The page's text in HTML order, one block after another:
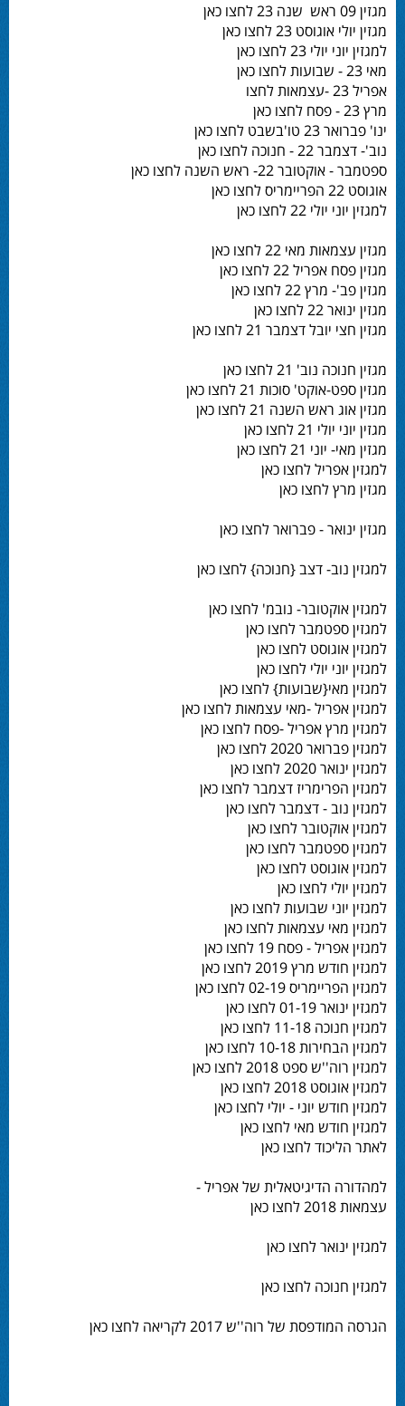
מגזין 09 ראש שנה 23 לחצו כאן
מגזין יולי אוגוסט 23 לחצו כאן
למגזין יוני יולי 23 לחצו כאן
מאי 23 - שבועות לחצו כאן
אפריל 23 -עצמאות לחצו
מרץ 23 - פסח לחצו כאן
ינו' פברואר 23 טו'בשבט לחצו כאן
נוב'- דצמבר 22 - חנוכה לחצו כאן
ספטמבר - אוקטובר 22- ראש השנה לחצו כאן
אוגוסט 22 הפריימריס לחצו כאן
למגזין יוני יולי 22 לחצו כאן
מגזין עצמאות מאי 22 לחצו כאן
מגזין פסח אפריל 22 לחצו כאן
מגזין פב'- מרץ 22 לחצו כאן
מגזין ינואר 22 לחצו כאן
מגזין חצי יובל דצמבר 21 לחצו כאן
מגזין חנוכה נוב' 21 לחצו כאן
מגזין ספט-אוקט' סוכות 21 לחצו כאן
מגזין אוג ראש השנה 21 לחצו כאן
מגזין יוני יולי 21 לחצו כאן
מגזין מאי- יוני 21 לחצו כאן
למגזין אפריל לחצו כאן
מגזין מרץ לחצו כאן
מגזין ינואר - פברואר לחצו כאן
למגזין נוב- דצב {חנוכה} לחצו כאן
למגזין אוקטובר- נובמ' לחצו כאן
למגזין ספטמבר לחצו כאן
למגזין אוגוסט לחצו כאן
למגזין יוני יולי לחצו כאן
למגזין מאי{שבועות} לחצו כאן
למגזין אפריל -מאי עצמאות לחצו כאן
למגזין מרץ אפריל -פסח לחצו כאן
למגזין פברואר 2020 לחצו כאן
למגזין ינואר 2020 לחצו כאן
למגזין הפרימריז דצמבר לחצו כאן
למגזין נוב - דצמבר לחצו כאן
למגזין אוקטובר לחצו כאן
למגזין ספטמבר לחצו כאן
למגזין אוגוסט לחצו כאן
למגזין יולי לחצו כאן
למגזין יוני שבועות לחצו כאן
למגזין מאי עצמאות לחצו כאן
למגזין אפריל - פסח 19 לחצו כאן
למגזין חודש מרץ 2019 לחצו כאן
למגזין הפריימריס 02-19 לחצו כאן
למגזין ינואר 01-19 לחצו כאן
למגזין חנוכה 11-18 לחצו כאן
למגזין הבחירות 10-18 לחצו כאן
למגזין רוה''ש ספט 2018 לחצו כאן
למגזין אוגוסט 2018 לחצו כאן
למגזין חודש יוני - יולי לחצו כאן
למגזין חודש מאי לחצו כאן
לאתר הליכוד לחצו כאן
למהדורה הדיגיטאלית של אפריל -
עצמאות 2018 לחצו כאן
למגזין ינואר לחצו כאן
למגזין חנוכה לחצו כאן
הגרסה המודפסת של רוה''ש 2017 לקריאה לחצו כאן